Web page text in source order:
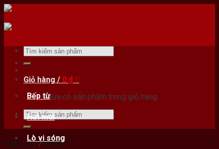
Skip
content
Bếp từ
Hút mùi
Lò vi sóng
Tìm
kiếm:
Giỏ hàng / 0 ₫ 0
Chưa có sản phẩm trong giỏ hàng.
Tìm
kiếm:
Trang chủ / Bếp từ